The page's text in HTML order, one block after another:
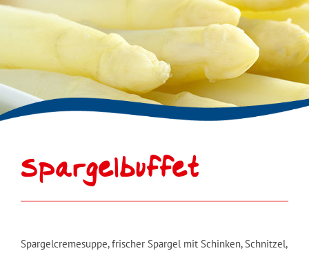
Spargelbuffet
Spargelcremesuppe, frischer Spargel mit Schinken, Schnitzel,